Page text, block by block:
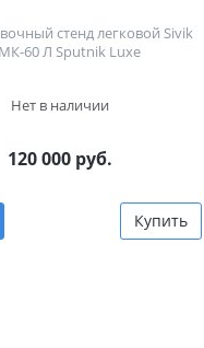
стенд легковой Sivik
60 Л Sputnik Luxe
Нет в наличии
120 000 руб.
Купить